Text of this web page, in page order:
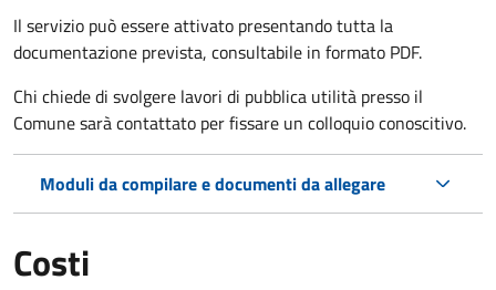
Il servizio può essere attivato presentando tutta la
documentazione prevista, consultabile in formato PDF.
Chi chiede di svolgere lavori di pubblica utilità presso il
Comune sarà contattato per fissare un colloquio conoscitivo.
Moduli da compilare e documenti da allegare
Costi